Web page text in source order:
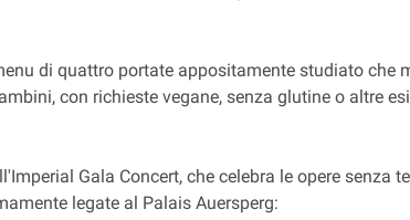
di quattro portate appositamente studiato
con richieste vegane, senza glutine o altre
Gala Concert, che celebra le opere senza
legate al Palais Auersperg: